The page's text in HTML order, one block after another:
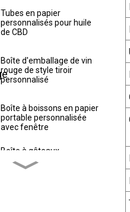
Tubes en papier
personnalisés pour huile
de CBD
Boîte d'emballage de vin
rouge de style tiroir
personnalisé
Boîte à boissons en papier
portable personnalisée
avec fenêtre
Boîte à gâteaux
personnalisée avec
couvercle supérieur